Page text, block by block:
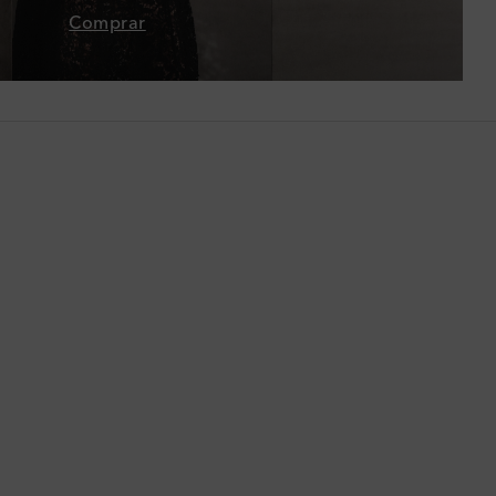
Comprar
Chile